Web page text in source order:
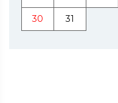
30 31